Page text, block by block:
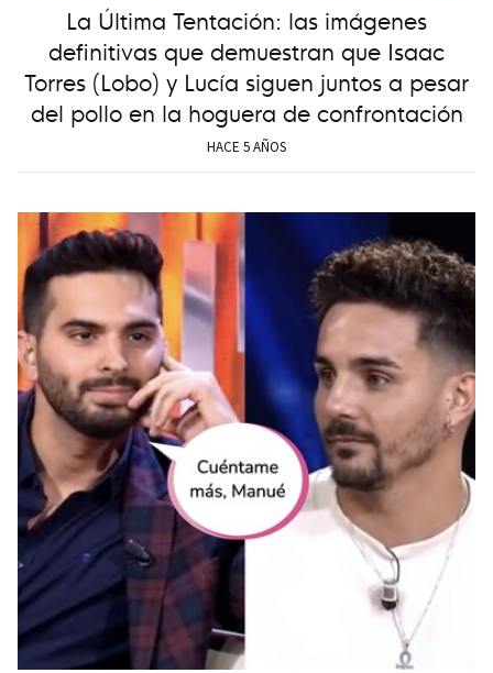
La Última Tentación: las imágenes
definitivas que demuestran que Isaac
Torres (Lobo) y Lucía siguen juntos a pesar
del pollo en la hoguera de confrontación
HACE 5 AÑOS